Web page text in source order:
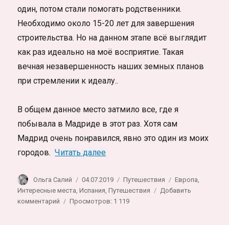
один, потом стали помогать родственники.
Необходимо около 15-20 лет для завершения
строительства. Но на данном этапе всё выглядит
как раз идеально на моё восприятие. Такая
вечная незавершенность наших земных планов
при стремлении к идеалу..
В общем данное место затмило все, где я
побывала в Мадриде в этот раз. Хотя сам
Мадрид очень понравился, явно это один из моих
городов.Читать далее«Собор, построенный одним
Автор
Ольга Салий Опубликовано
04.07.2019 Рубрики
Путешествия Метки
Европа
Интересные места ,Испания ,Путешествия
Добавить
комментарий
Просмотров: 1 119